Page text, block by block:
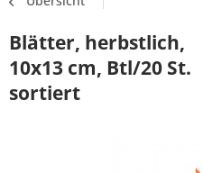
Blätter, herbstlich,
10x13 cm, Btl/20 St.
sortiert